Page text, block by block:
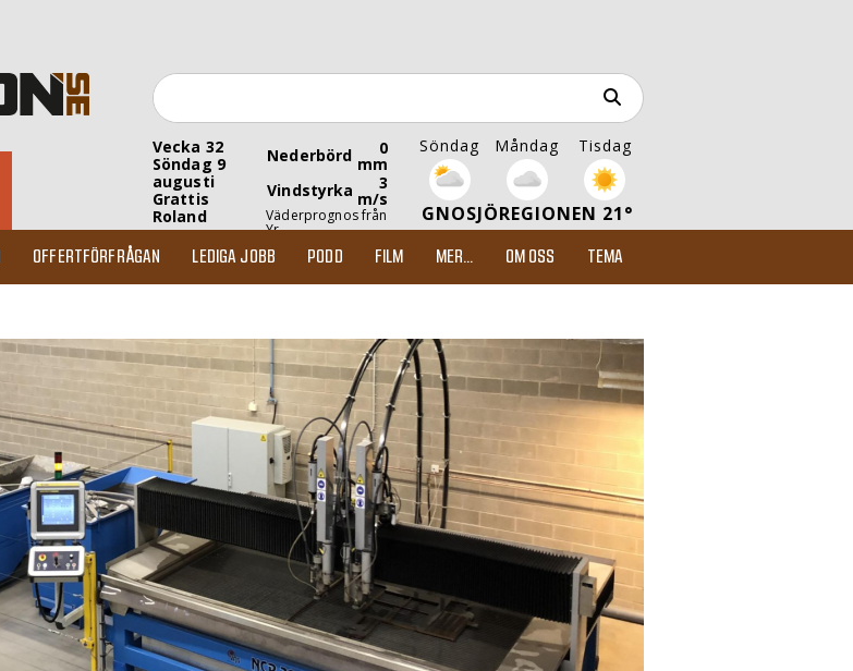
Vecka 32
Söndag 9
augusti
Grattis
Roland
Nederbörd 0
mm
Vindstyrka
3
m/s
Väderprognos från
Yr
Söndag Måndag Tisdag
GNOSJÖREGIONEN 21°
OFFERTFÖRFRÅGAN LEDIGA JOBB PODD FILM MER... OM OSS TEMA